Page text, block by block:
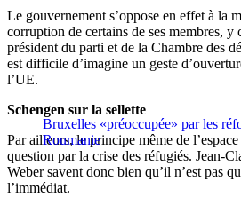
Le gouvernement s’oppose en effet à la
corruption de certains de ses membres,
président du parti et de la Chambre des
est difficile d’imagine un geste
l’UE.
Bruxelles «préoccupée» par les
Roumanie
Schengen sur la sellette
Par ailleurs, le principe même de
question par la crise des réfugiés. Jean-
Weber savent donc bien qu’il n’est pas
l’immédiat.